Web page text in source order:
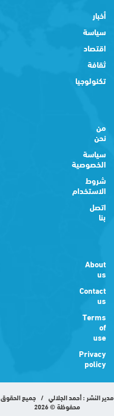
أخبار
سياسة
اقتصاد
ثقافة
تكنولوجيا
من
نحن
سياسة
الخصوصية
شروط
الاستخدام
اتصل
بنا
About
us
Contact
us
Terms
of
use
Privacy
policy
مدير النشر : أحمد الجلالي / جميع الحقوق
محفوظة © 2026